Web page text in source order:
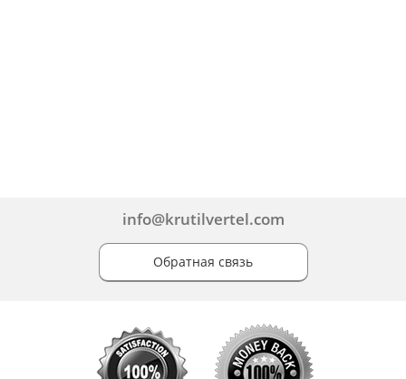
info@krutilvertel.com
Обратная связь